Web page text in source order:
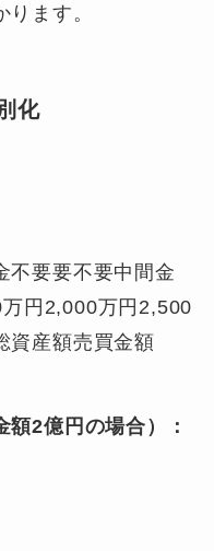
ます。
化
要要不要中間金
円2,000万円2,500
資産額売買金額
2億円の場合）：